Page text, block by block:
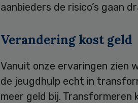
aanbieders de risico’s gaan
Verandering kost geld
Vanuit onze ervaringen zien
de jeugdhulp echt in
meer geld bij.